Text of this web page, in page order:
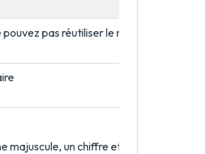
pouvez pas réutiliser le nom d’un
majuscule, un chiffre et un caractère